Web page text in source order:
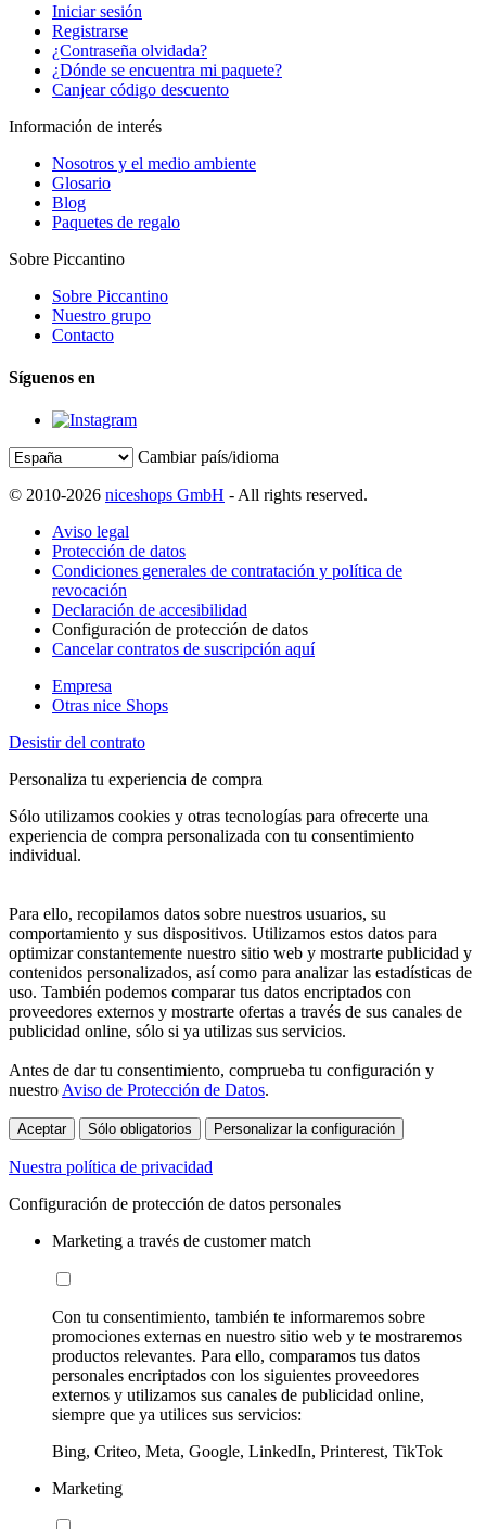
Iniciar sesión
Registrarse
¿Contraseña olvidada?
¿Dónde se encuentra mi paquete?
Canjear código descuento
Información de interés
Nosotros y el medio ambiente
Glosario
Blog
Paquetes de regalo
Sobre Piccantino
Sobre Piccantino
Nuestro grupo
Contacto
Síguenos en
Cambiar país/idioma
© 2010-2026 niceshops GmbH - All rights reserved.
Aviso legal
Protección de datos
Condiciones generales de contratación y política de
revocación
Declaración de accesibilidad
Configuración de protección de datos
Cancelar contratos de suscripción aquí
Empresa
Otras nice Shops
Desistir del contrato
Personaliza tu experiencia de compra
Sólo utilizamos cookies y otras tecnologías para ofrecerte una
experiencia de compra personalizada con tu consentimiento
individual.
Para ello, recopilamos datos sobre nuestros usuarios, su
comportamiento y sus dispositivos. Utilizamos estos datos para
optimizar constantemente nuestro sitio web y mostrarte publicidad y
contenidos personalizados, así como para analizar las estadísticas de
uso. También podemos comparar tus datos encriptados con
proveedores externos y mostrarte ofertas a través de sus canales de
publicidad online, sólo si ya utilizas sus servicios.
Antes de dar tu consentimiento, comprueba tu configuración y
nuestro Aviso de Protección de Datos.
Aceptar Sólo obligatorios Personalizar la configuración
Nuestra política de privacidad
Configuración de protección de datos personales
Marketing a través de customer match
Con tu consentimiento, también te informaremos sobre
promociones externas en nuestro sitio web y te mostraremos
productos relevantes. Para ello, comparamos tus datos
personales encriptados con los siguientes proveedores
externos y utilizamos sus canales de publicidad online,
siempre que ya utilices sus servicios:
Bing, Criteo, Meta, Google, LinkedIn, Printerest, TikTok
Marketing